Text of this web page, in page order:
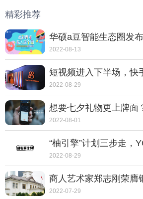
精彩推荐
华硕a豆智能生态圈发
新体验
2022-08-13
短视频进入下半场，快
2022-08-29
想要七夕礼物更上牌面
SR702质感非凡
2022-08-01
“柚引擎”计划三步走，
走向转型之路
2022-08-29
商人艺术家郑志刚荣膺
动人的中国故事
2022-07-29